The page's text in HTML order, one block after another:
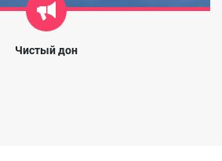
Чистый дон